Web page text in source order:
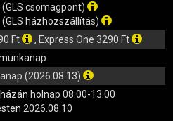
ÁPOLÓK
(GLS csomagpont)
(GLS házhozszállítás)
Ft
, Express One 3290 Ft
(2026.08.13)
holnap 08:00-13:00
2026.08.10